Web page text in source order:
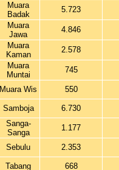
Muara
Badak
5.723
Muara
Jawa
4.846
Muara
Kaman
2.578
Muara
Muntai
745
Muara Wis 550
Samboja
6.730
Sanga-
Sanga
1.177
Sebulu 2.353
Tabang 668